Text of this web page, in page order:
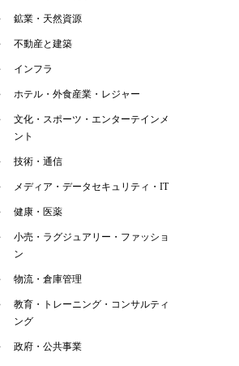
鉱業・天然資源
不動産と建築
インフラ
ホテル・外食産業・レジャー
文化・スポーツ・エンターテインメ
ント
技術・通信
メディア・データセキュリティ・IT
健康・医薬
小売・ラグジュアリー・ファッショ
ン
物流・倉庫管理
教育・トレーニング・コンサルティ
ング
政府・公共事業